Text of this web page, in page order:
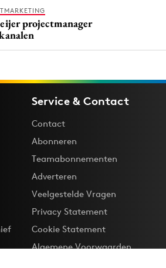
projectmanager
Service & Contact
Contact
Abonneren
Teamabonnementen
Adverteren
Veelgestelde Vragen
Privacy Statement
Cookie Statement
Algemene Voorwaarden